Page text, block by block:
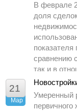
В феврале
доля
показателя
сравнению
так и в
периода
21
Мар
Умеренный